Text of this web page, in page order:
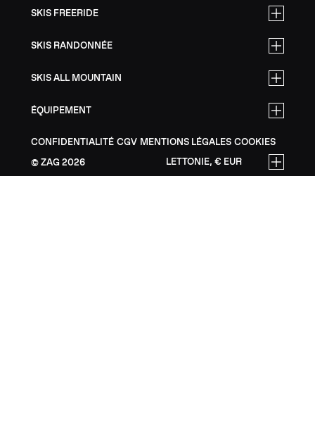
SKIS FREERIDE
SKIS RANDONNÉE
SKIS ALL MOUNTAIN
ÉQUIPEMENT
CONFIDENTIALITÉ CGV MENTIONS LÉGALES COOKIES
ZAG 2026 LETTONIE, € EUR